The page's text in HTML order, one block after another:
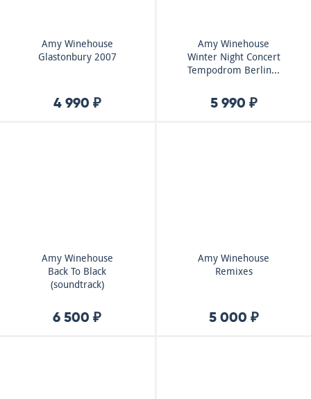
Amy Winehouse
Glastonbury 2007
4 990 ₽
Amy Winehouse
Winter Night Concert
Tempodrom Berlin...
5 990 ₽
Amy Winehouse
Back To Black
(soundtrack)
6 500 ₽
Amy Winehouse
Remixes
5 000 ₽